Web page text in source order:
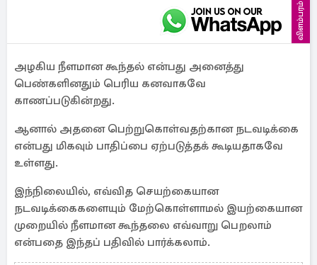
விளம்பரம்
அழகிய நீளமான கூந்தல் என்பது அனைத்து
பெண்களினதும் பெரிய கனவாகவே
காணப்படுகின்றது.
ஆனால் அதனை பெற்றுகொள்வதற்கான நடவடிக்கை
என்பது மிகவும் பாதிப்பை ஏற்படுத்தக் கூடியதாகவே
உள்ளது.
இந்நிலையில், எவ்வித செயற்கையான
நடவடிக்கைகளையும் மேற்கொள்ளாமல் இயற்கையான
முறையில் நீளமான கூந்தலை எவ்வாறு பெறலாம்
என்பதை இந்தப் பதிவில் பார்க்கலாம்.